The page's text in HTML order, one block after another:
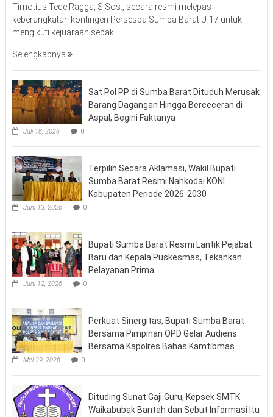
Timotius Tede Ragga, S.Sos., secara resmi melepas
keberangkatan kontingen Persesba Sumba Barat U-17 untuk
mengikuti kejuaraan sepak
Selengkapnya
Sat Pol PP di Sumba Barat Dituduh Merusak
Barang Dagangan Hingga Berceceran di
Aspal, Begini Faktanya
Juli 18, 2026 0
Terpilih Secara Aklamasi, Wakil Bupati
Sumba Barat Resmi Nahkodai KONI
Kabupaten Periode 2026-2030
Juni 13, 2026 0
Bupati Sumba Barat Resmi Lantik Pejabat
Baru dan Kepala Puskesmas, Tekankan
Pelayanan Prima
Juni 12, 2026 0
Perkuat Sinergitas, Bupati Sumba Barat
Bersama Pimpinan OPD Gelar Audiens
Bersama Kapolres Bahas Kamtibmas
Mei 29, 2026 0
Dituding Sunat Gaji Guru, Kepsek SMTK
Waikabubak Bantah dan Sebut Informasi Itu